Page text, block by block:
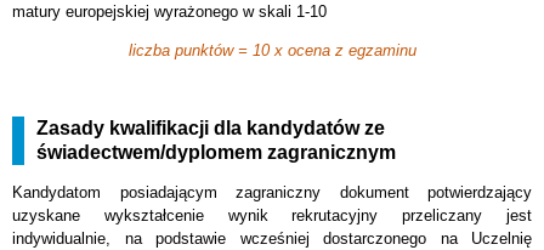
matury europejskiej wyrażonego w skali 1-10
liczba punktów = 10 x ocena z egzaminu
Zasady kwalifikacji dla kandydatów ze
świadectwem/dyplomem zagranicznym
Kandydatom posiadającym zagraniczny dokument potwierdzający
uzyskane wykształcenie wynik rekrutacyjny przeliczany jest
indywidualnie, na podstawie wcześniej dostarczonego na Uczelnię